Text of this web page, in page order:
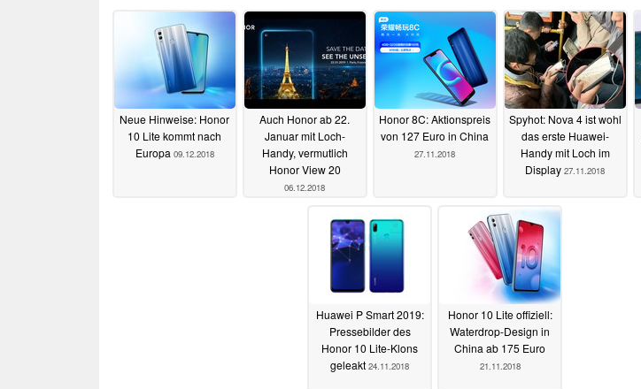
Neue Hinweise: Honor
10 Lite kommt nach
Europa 09.12.2018
Auch Honor ab 22.
Januar mit Loch-
Handy, vermutlich
Honor View 20
06.12.2018
Honor 8C: Aktionspreis
von 127 Euro in China
27.11.2018
Spyhot: Nova 4 ist wohl
das erste Huawei-
Handy mit Loch im
Display 27.11.2018
Huawei P Smart 2019:
Pressebilder des
Honor 10 Lite-Klons
geleakt 24.11.2018
Honor 10 Lite offiziell:
Waterdrop-Design in
China ab 175 Euro
21.11.2018